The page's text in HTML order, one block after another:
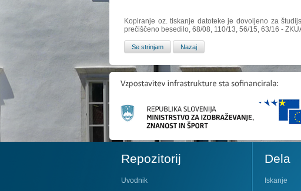
Kopiranje oz. tiskanje datoteke je dovoljeno za
prečiščeno besedilo, 68/08, 110/13, 56/15, 63/16 -
Repozitorij
Uvodnik
Dela
Iskanje